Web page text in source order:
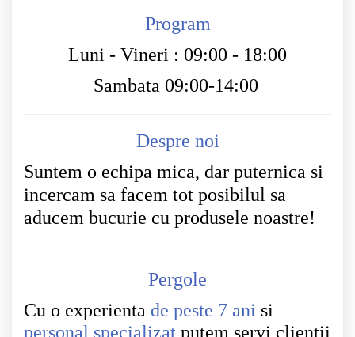
Program
Luni - Vineri : 09:00 - 18:00
Sambata 09:00-14:00
Despre noi
Suntem o echipa mica, dar puternica si
incercam sa facem tot posibilul sa
aducem bucurie cu produsele noastre!
Pergole
Cu o experienta de peste 7 ani si
personal specializat putem servi clientii